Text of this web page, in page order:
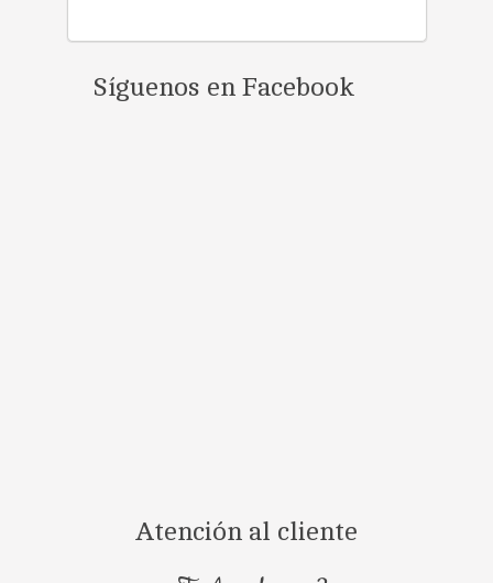
Síguenos en Facebook
Atención al cliente